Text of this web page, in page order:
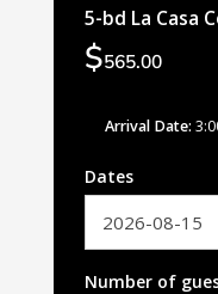
5-bd La Casa
$565.00
Arrival Date
Dates
Number of